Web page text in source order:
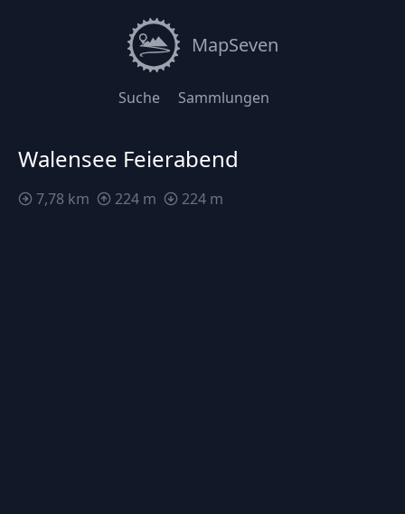
MapSeven
Suche Sammlungen
Walensee Feierabend
7,78 km 224 m 224 m